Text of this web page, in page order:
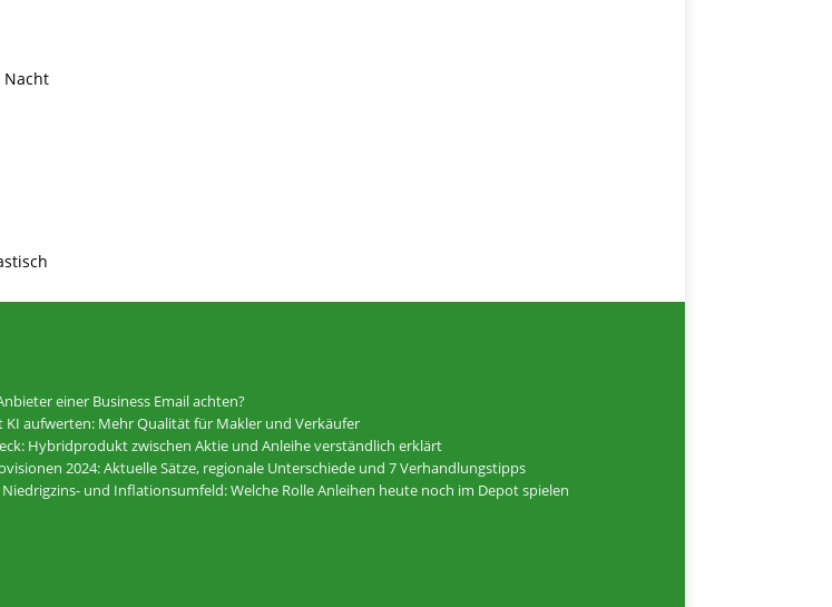
Nacht
einer Business Email achten?
aufwerten: Mehr Qualität für Makler und Verkäufer
Hybridprodukt zwischen Aktie und Anleihe verständlich erklärt
2024: Aktuelle Sätze, regionale Unterschiede und 7 Verhandlungstipps
und Inflationsumfeld: Welche Rolle Anleihen heute noch im Depot spielen